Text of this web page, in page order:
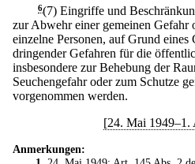
6(7) Eingriffe und
zur Abwehr einer gemeinen Gefahr
einzelne Personen, auf Grund eines
dringender Gefahren für die
insbesondere zur Behebung der
Seuchengefahr oder zum Schutze
vorgenommen werden.
[24. Mai 1949–1.
Anmerkungen: